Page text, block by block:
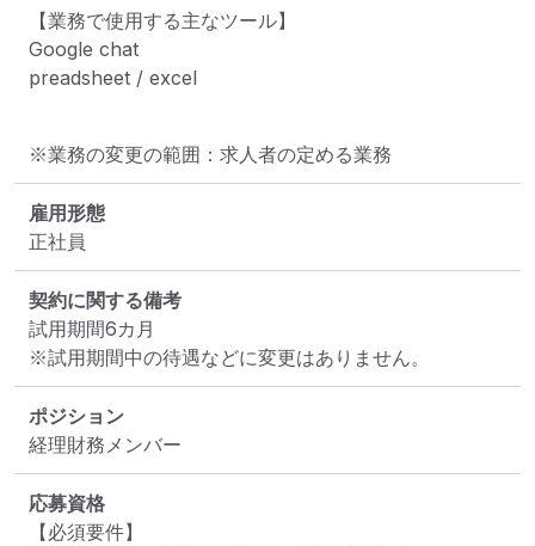
【業務で使用する主なツール】
Google chat
preadsheet / excel
※業務の変更の範囲：求人者の定める業務
雇用形態
正社員
契約に関する備考
試用期間6カ月
※試用期間中の待遇などに変更はありません。
ポジション
経理財務メンバー
応募資格
【必須要件】